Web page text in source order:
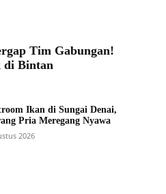
Tim Gabungan!
di Bintan
Ikan di Sungai Denai,
Pria Meregang Nyawa
2026